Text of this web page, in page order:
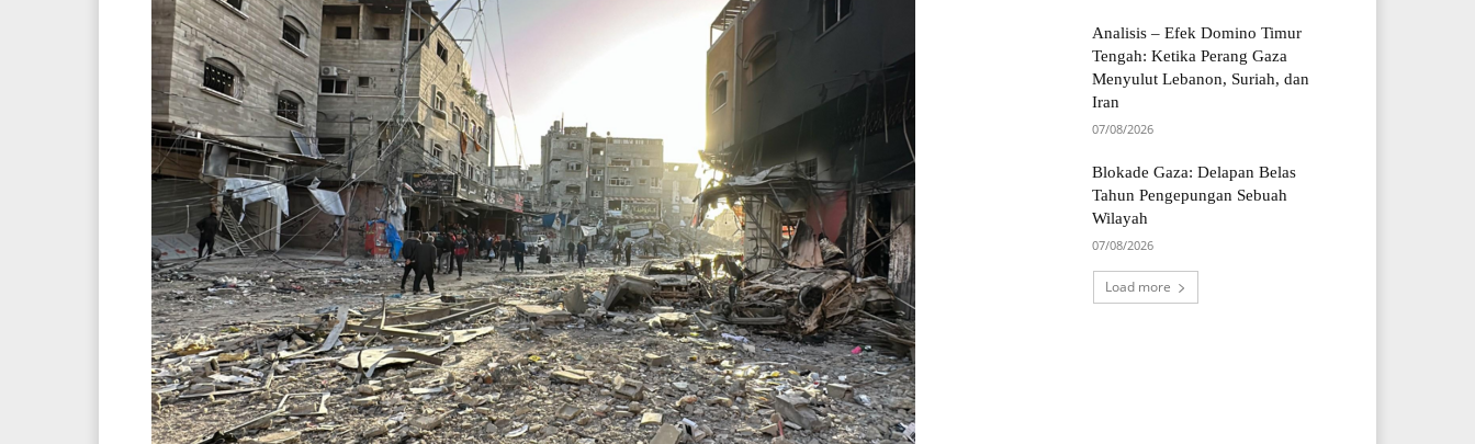
Analisis – Efek Domino Timur
Tengah: Ketika Perang Gaza
Menyulut Lebanon, Suriah, dan
Iran
07/08/2026
Blokade Gaza: Delapan Belas
Tahun Pengepungan Sebuah
Wilayah
07/08/2026
Load more